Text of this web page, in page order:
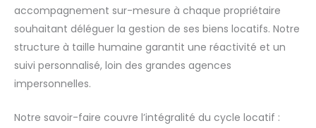
accompagnement sur-mesure à chaque propriétaire
souhaitant déléguer la gestion de ses biens locatifs. Notre
structure à taille humaine garantit une réactivité et un
suivi personnalisé, loin des grandes agences
impersonnelles.
Notre savoir-faire couvre l’intégralité du cycle locatif :